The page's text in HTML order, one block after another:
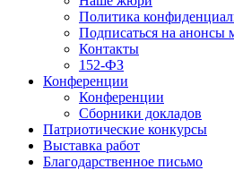
Политика
Подписаться на анонсы
Контакты
152-ФЗ
Конференции
Конференции
Сборники докладов
Патриотические конкурсы
Выставка работ
Благодарственное письмо